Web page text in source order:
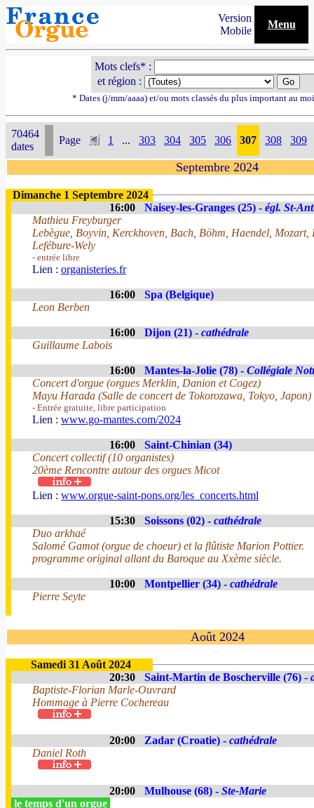
Version
Mobile
Menu
Mots clefs* :
et région :
* Dates (j/mm/aaaa) et/ou mots classés du plus important au
70464
dates
Page 1 ... 303 304 305 306 307 308 309
Septembre 2024
Dimanche 1 Septembre 2024
16:00
Naisey-les-Granges (25) - égl. St-
Mathieu Freyburger
Lebègue, Boyvin, Kerckhoven, Bach, Böhm, Haendel, Mozart,
Lefébure-Wely
- entrée libre
Lien : organisteries.fr
16:00
Spa (Belgique)
Leon Berben
16:00 Dijon (21) - cathédrale
Guillaume Labois
16:00 Mantes-la-Jolie (78) - Collégiale
Concert d'orgue (orgues Merklin, Danion et Cogez)
Mayu Harada (Salle de concert de Tokorozawa, Tokyo, Japon)
- Entrée gratuite, libre participation
Lien : www.go-mantes.com/2024
16:00
Saint-Chinian (34)
Concert collectif (10 organistes)
20ème Rencontre autour des orgues Micot
Lien : www.orgue-saint-pons.org/les_concerts.html
15:30 Soissons (02) - cathédrale
Duo arkhaé
Salomé Gamot (orgue de choeur) et la flûtiste Marion Pottier.
programme original allant du Baroque au Xxème siècle.
10:00 Montpellier (34) - cathédrale
Pierre Seyte
Août 2024
Samedi 31 Août 2024
20:30
Saint-Martin de Boscherville (76) -
Baptiste-Florian Marle-Ouvrard
Hommage à Pierre Cochereau
20:00 Zadar (Croatie) - cathédrale
Daniel Roth
20:00 Mulhouse (68) - Ste-Marie
le temps d'un orgue